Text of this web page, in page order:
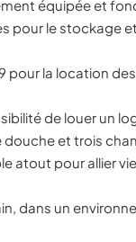
équipée et
pour le stockage
pour la location
de louer un
douche et trois
atout pour allier
dans un